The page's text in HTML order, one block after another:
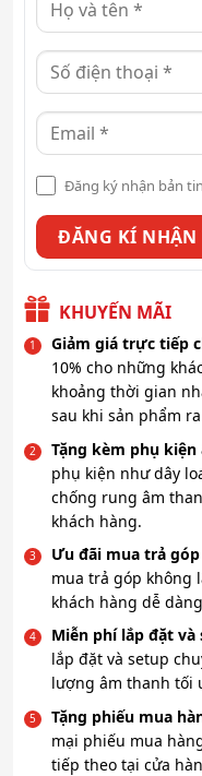
Đăng ký nhận bản
KHUYẾN MÃI
Giảm giá trực tiếp
10% cho những
khoảng thời gian
sau khi sản phẩm
Tặng kèm phụ kiện
phụ kiện như dây
chống rung âm
khách hàng.
Ưu đãi mua trả
mua trả góp không
khách hàng dễ
Miễn phí lắp đặt
lắp đặt và setup
lượng âm thanh tối
Tặng phiếu mua
mại phiếu mua
tiếp theo tại cửa